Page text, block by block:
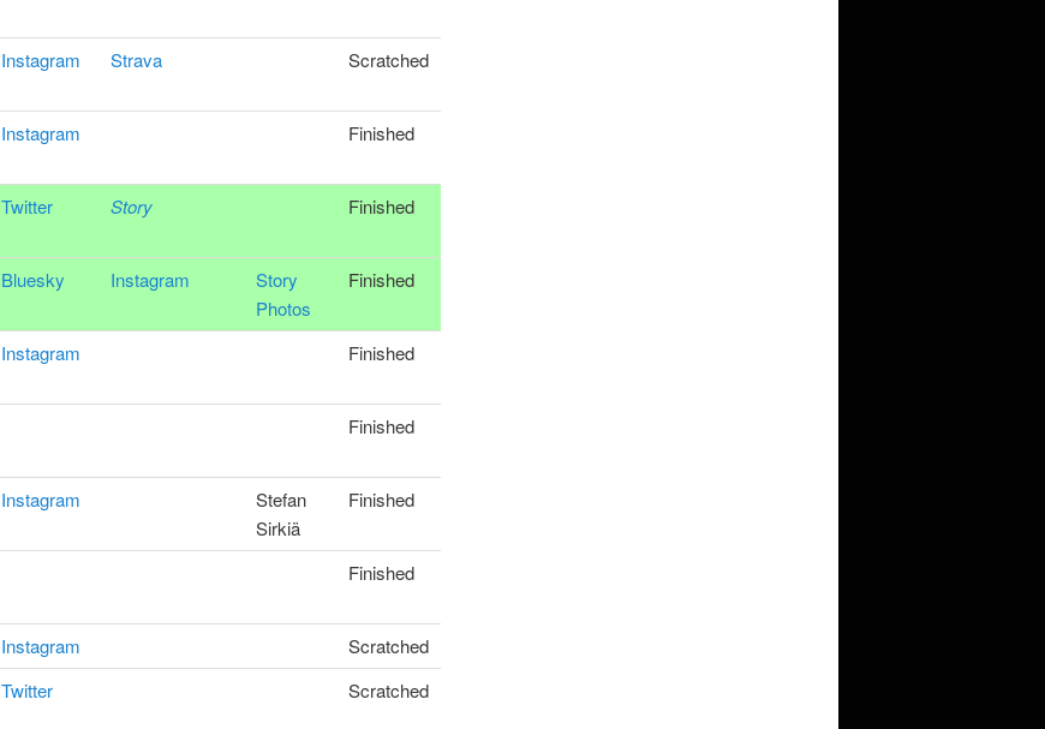
Instagram Strava Scratched
Instagram Finished
Twitter Story Finished
Bluesky Instagram
Story
Photos
Finished
Instagram Finished
Finished
Instagram
Stefan
Sirkiä
Finished
Finished
Instagram
Scratched
Twitter Scratched